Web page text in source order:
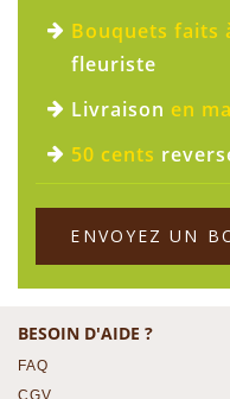
Bouquets faits
fleuriste
Livraison en
50 cents
ENVOYEZ UN
BESOIN D'AIDE ?
FAQ
CGV